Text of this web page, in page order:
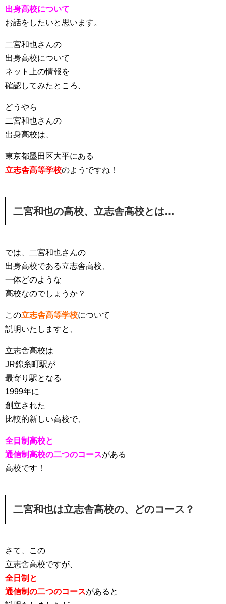
出身高校について
お話をしたいと思います。
二宮和也さんの
出身高校について
ネット上の情報を
確認してみたところ、
どうやら
二宮和也さんの
出身高校は、
東京都墨田区大平にある
立志舎高等学校のようですね！
二宮和也の高校、立志舎高校とは…
では、二宮和也さんの
出身高校である立志舎高校、
一体どのような
高校なのでしょうか？
この立志舎高等学校について
説明いたしますと、
立志舎高校は
JR錦糸町駅が
最寄り駅となる
1999年に
創立された
比較的新しい高校で、
全日制高校と
通信制高校の二つのコースがある
高校です！
二宮和也は立志舎高校の、どのコース？
さて、この
立志舎高校ですが、
全日制と
通信制の二つのコースがあると